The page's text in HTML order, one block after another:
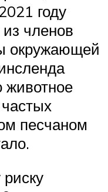
году
членов
окружающей
животное
песчаном